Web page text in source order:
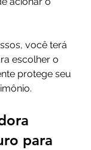
você terá
escolher o
protege seu
para